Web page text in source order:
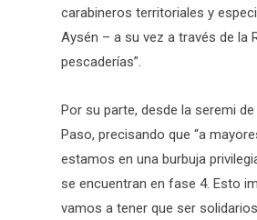
carabineros territoriales y
Aysén – a su vez a través de la
pescaderías”.
Por su parte, desde la seremi
Paso, precisando que “a
estamos en una burbuja
se encuentran en fase 4. Esto
vamos a tener que ser